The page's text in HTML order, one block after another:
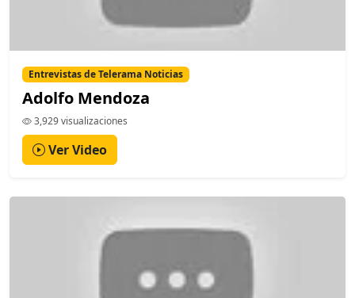
Entrevistas de Telerama Noticias
Adolfo Mendoza
3,929 visualizaciones
Ver Video